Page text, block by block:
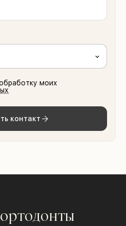
моих
контакт